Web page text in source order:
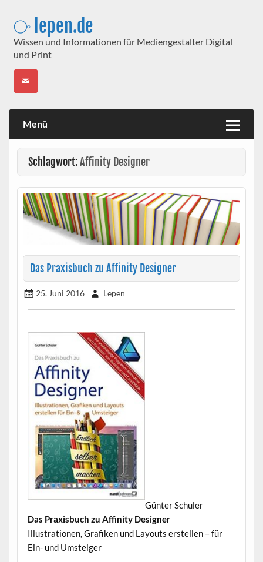
content⧂ lepen.de
Wissen und Informationen für Mediengestalter Digital
und Print
Menü
Schlagwort:Affinity Designer
Das Praxisbuch zu Affinity Designer
25. Juni 2016 Lepen
Günter Schuler•
Das Praxisbuch zu Affinity Designer•
Illustrationen, Grafiken und Layouts erstellen – für
Ein- und Umsteiger•